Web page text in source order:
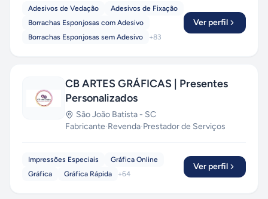
Adesivos de Vedação
Adesivos de Fixação
Borrachas Esponjosas com Adesivo
Borrachas Esponjosas sem Adesivo
+83
Ver perfil
CB ARTES GRÁFICAS | Presentes
Personalizados
São João Batista - SC
Fabricante·Revenda·Prestador de Serviços
Impressões Especiais
Gráfica Online
Gráfica
Gráfica Rápida +64
Ver perfil